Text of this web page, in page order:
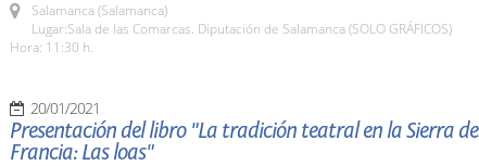
Salamanca (Salamanca)
Lugar:Sala de las Comarcas. Diputación de Salamanca (SOLO GRÁFICOS)
Hora: 11:30 h.
20/01/2021
Presentación del libro "La tradición teatral en la Sierra de
Francia: Las loas"